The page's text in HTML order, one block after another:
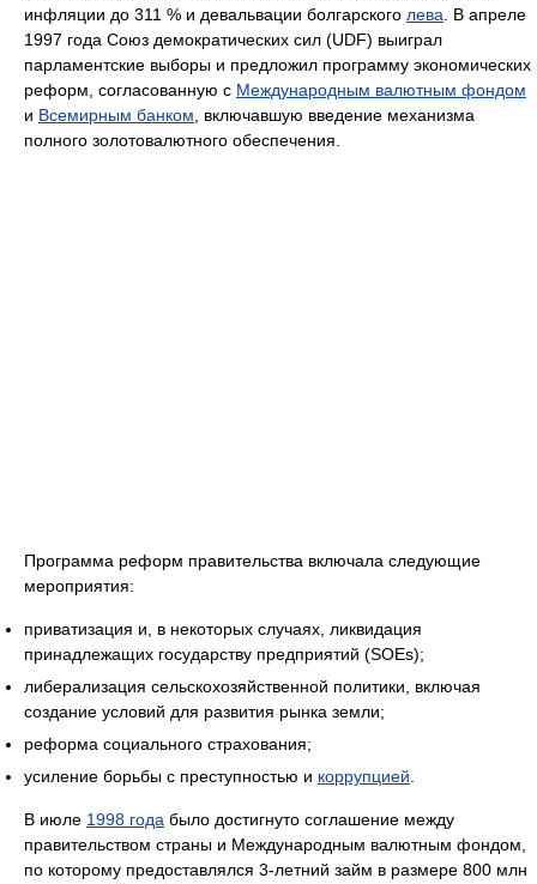
инфляции до 311 % и девальвации болгарского лева . В апреле
1997 года Союз демократических сил (UDF) выиграл
парламентские выборы и предложил программу экономических
реформ, согласованную с Международным валютным фондом
и Всемирным банком , включавшую введение механизма
полного золотовалютного обеспечения.
Программа реформ правительства включала следующие
мероприятия:
приватизация и, в некоторых случаях, ликвидация
принадлежащих государству предприятий (SOEs);
либерализация сельскохозяйственной политики, включая
создание условий для развития рынка земли;
реформа социального страхования;
усиление борьбы с преступностью и коррупцией
В июле 1998 года было достигнуто соглашение между
правительством страны и Международным валютным фондом,
по которому предоставлялся 3-летний займ в размере 800 млн